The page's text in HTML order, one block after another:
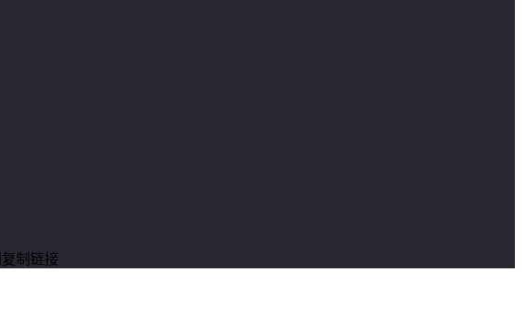
复制链接